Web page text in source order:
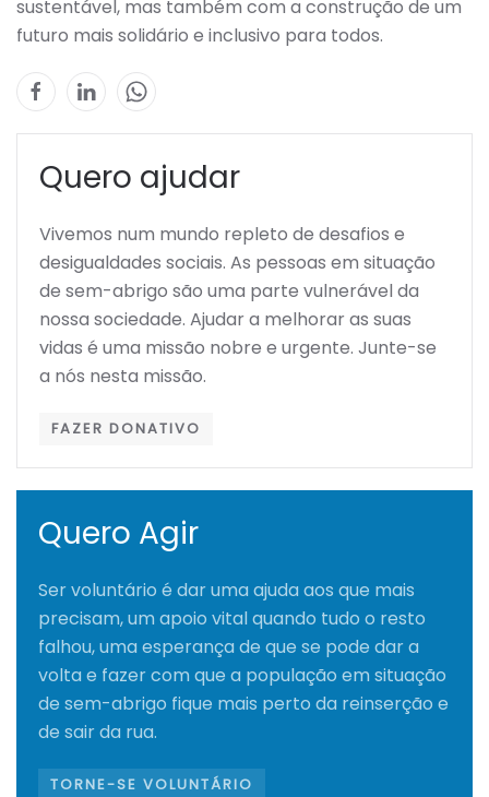
sustentável, mas também com a construção de um
futuro mais solidário e inclusivo para todos.
Quero ajudar
Vivemos num mundo repleto de desafios e
desigualdades sociais. As pessoas em situação
de sem-abrigo são uma parte vulnerável da
nossa sociedade. Ajudar a melhorar as suas
vidas é uma missão nobre e urgente. Junte-se
a nós nesta missão.
FAZER DONATIVO
Quero Agir
Ser voluntário é dar uma ajuda aos que mais
precisam, um apoio vital quando tudo o resto
falhou, uma esperança de que se pode dar a
volta e fazer com que a população em situação
de sem-abrigo fique mais perto da reinserção e
de sair da rua.
TORNE-SE VOLUNTÁRIO